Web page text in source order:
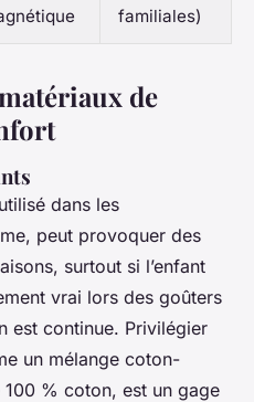
familiales)
de
dans les
peut provoquer des
surtout si l’enfant
vrai lors des goûters
est continue. Privilégier
un mélange coton-
% coton, est un gage